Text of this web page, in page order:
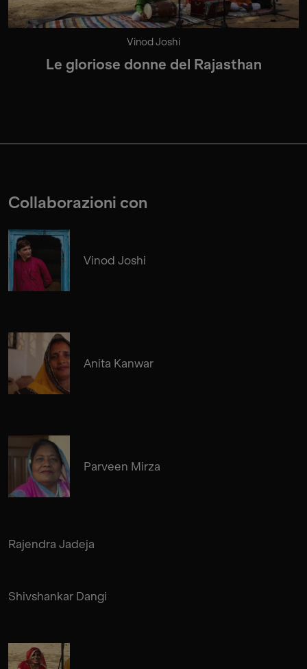
Vinod Joshi
Le gloriose donne del Rajasthan
Collaborazioni con
Vinod Joshi
Anita Kanwar
Parveen Mirza
Rajendra Jadeja
Shivshankar Dangi